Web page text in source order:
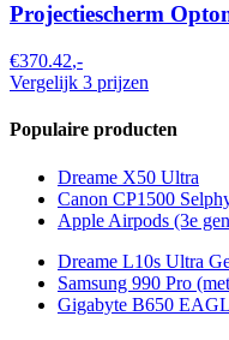
Projectiescherm
€370.42,-
Vergelijk 3 prijzen
Populaire producten
Dreame X50 Ultra
Canon CP1500
Apple Airpods (3e
Dreame L10s Ultra
Samsung 990 Pro
Gigabyte B650